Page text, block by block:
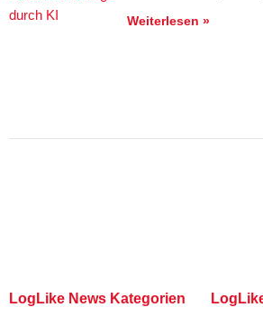
Weiterlesen »
LogLike News Kategorien